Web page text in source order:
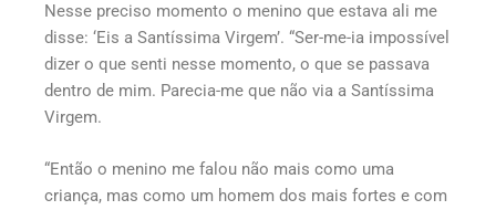
Nesse preciso momento o menino que estava ali me
disse: ‘Eis a Santíssima Virgem’. “Ser-me-ia impossível
dizer o que senti nesse momento, o que se passava
dentro de mim. Parecia-me que não via a Santíssima
Virgem.
“Então o menino me falou não mais como uma
criança, mas como um homem dos mais fortes e com